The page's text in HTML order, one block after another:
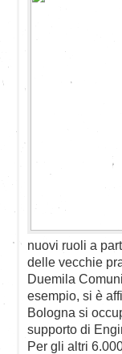
nuovi ruoli a
delle vecchie
Duemila
esempio, si è
Bologna si
supporto di
Per gli altri